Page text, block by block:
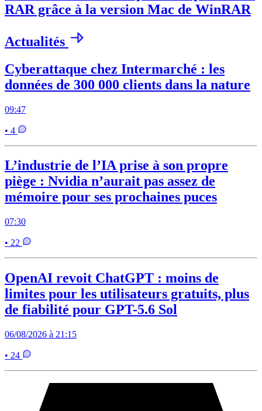
RAR grâce à la version Mac de WinRAR
Actualités
Cyberattaque chez Intermarché : les
données de 300 000 clients dans la nature
09:47
• 4
L’industrie de l’IA prise à son propre
piège : Nvidia n’aurait pas assez de
mémoire pour ses prochaines puces
07:30
• 22
OpenAI revoit ChatGPT : moins de
limites pour les utilisateurs gratuits, plus
de fiabilité pour GPT-5.6 Sol
06/08/2026 à 21:15
• 24